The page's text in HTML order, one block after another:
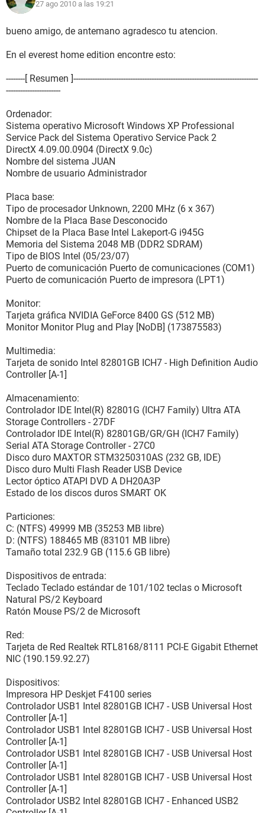
27 ago 2010 a las 19:21
bueno amigo, de antemano agradesco tu atencion.
En el everest home edition encontre esto:
--------[ Resumen ]------------------------------------------------------------------------------
-----------------------
Ordenador:
Sistema operativo Microsoft Windows XP Professional
Service Pack del Sistema Operativo Service Pack 2
DirectX 4.09.00.0904 (DirectX 9.0c)
Nombre del sistema JUAN
Nombre de usuario Administrador
Placa base:
Tipo de procesador Unknown, 2200 MHz (6 x 367)
Nombre de la Placa Base Desconocido
Chipset de la Placa Base Intel Lakeport-G i945G
Memoria del Sistema 2048 MB (DDR2 SDRAM)
Tipo de BIOS Intel (05/23/07)
Puerto de comunicación Puerto de comunicaciones (COM1)
Puerto de comunicación Puerto de impresora (LPT1)
Monitor:
Tarjeta gráfica NVIDIA GeForce 8400 GS (512 MB)
Monitor Monitor Plug and Play [NoDB] (173875583)
Multimedia:
Tarjeta de sonido Intel 82801GB ICH7 - High Definition Audio
Controller [A-1]
Almacenamiento:
Controlador IDE Intel(R) 82801G (ICH7 Family) Ultra ATA
Storage Controllers - 27DF
Controlador IDE Intel(R) 82801GB/GR/GH (ICH7 Family)
Serial ATA Storage Controller - 27C0
Disco duro MAXTOR STM3250310AS (232 GB, IDE)
Disco duro Multi Flash Reader USB Device
Lector óptico ATAPI DVD A DH20A3P
Estado de los discos duros SMART OK
Particiones:
C: (NTFS) 49999 MB (35253 MB libre)
D: (NTFS) 188465 MB (83101 MB libre)
Tamaño total 232.9 GB (115.6 GB libre)
Dispositivos de entrada:
Teclado Teclado estándar de 101/102 teclas o Microsoft
Natural PS/2 Keyboard
Ratón Mouse PS/2 de Microsoft
Red:
Tarjeta de Red Realtek RTL8168/8111 PCI-E Gigabit Ethernet
NIC (190.159.92.27)
Dispositivos:
Impresora HP Deskjet F4100 series
Controlador USB1 Intel 82801GB ICH7 - USB Universal Host
Controller [A-1]
Controlador USB1 Intel 82801GB ICH7 - USB Universal Host
Controller [A-1]
Controlador USB1 Intel 82801GB ICH7 - USB Universal Host
Controller [A-1]
Controlador USB1 Intel 82801GB ICH7 - USB Universal Host
Controller [A-1]
Controlador USB2 Intel 82801GB ICH7 - Enhanced USB2